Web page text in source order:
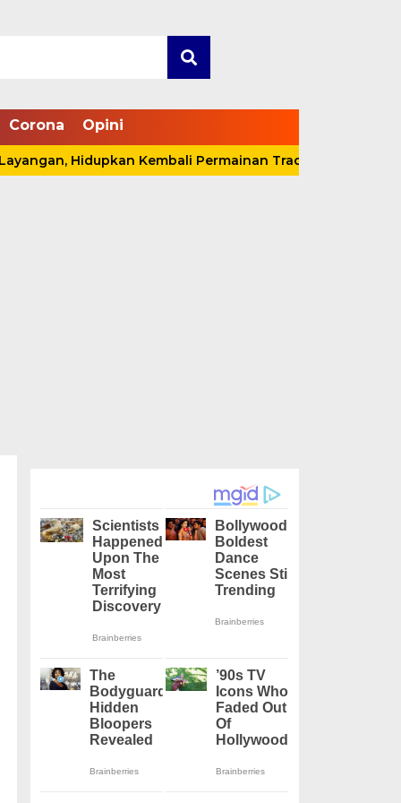
Corona Opini
Hidupkan Kembali Permainan Tradisional di Tanjabbar